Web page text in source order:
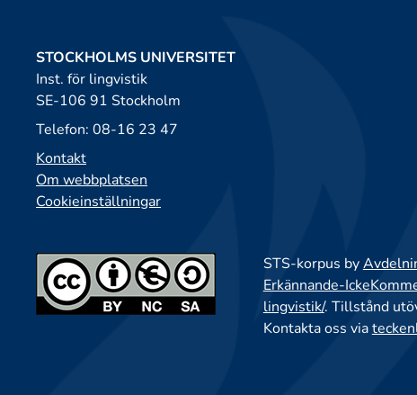
STOCKHOLMS UNIVERSITET
Inst. för lingvistik
SE-106 91 Stockholm
Telefon: 08-16 23 47
Kontakt
Om webbplatsen
Cookieinställningar
STS-korpus by
Erkännande-
lingvistik/. Tillstånd
Kontakta oss via